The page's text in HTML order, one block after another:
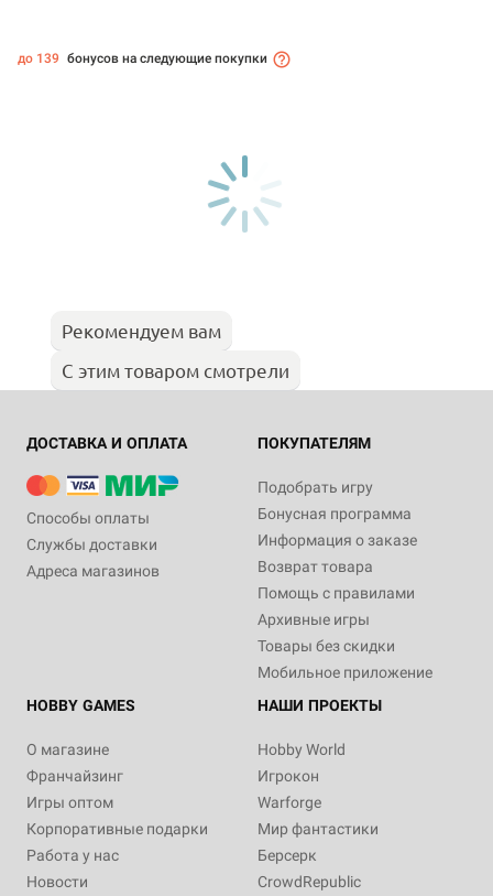
до 139 бонусов на следующие покупки
Рекомендуем вам
С этим товаром смотрели
ДОСТАВКА И ОПЛАТА
Способы оплаты
Службы доставки
Адреса магазинов
ПОКУПАТЕЛЯМ
Подобрать игру
Бонусная программа
Информация о заказе
Возврат товара
Помощь с правилами
Архивные игры
Товары без скидки
Мобильное приложение
HOBBY GAMES
О магазине
Франчайзинг
Игры оптом
Корпоративные подарки
Работа у нас
Новости
НАШИ ПРОЕКТЫ
Hobby World
Игрокон
Warforge
Мир фантастики
Берсерк
CrowdRepublic